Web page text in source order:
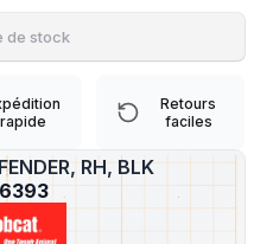
?
RH, BLK
de stock
rapide
Retours
faciles
compatibles